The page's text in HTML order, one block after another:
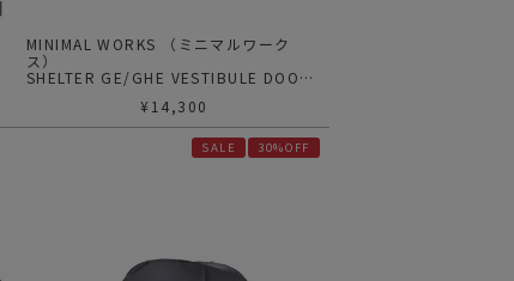
MINIMAL WORKS （ミニマルワーク
ス）
SHELTER GE/GHE VESTIBULE DOOR
ュール用 TPU ドア
¥ 14,300
SALE 30%OFF